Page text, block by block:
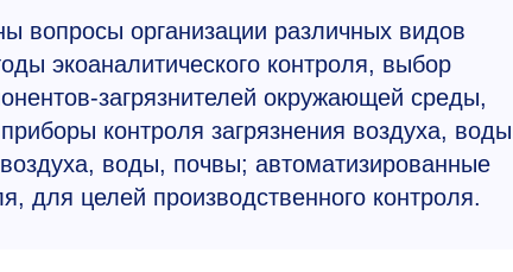
вопросы организации различных видов
экоаналитического контроля, выбор
загрязнителей окружающей среды,
контроля загрязнения воздуха,
воды, почвы; автоматизированные
для целей производственного контроля.